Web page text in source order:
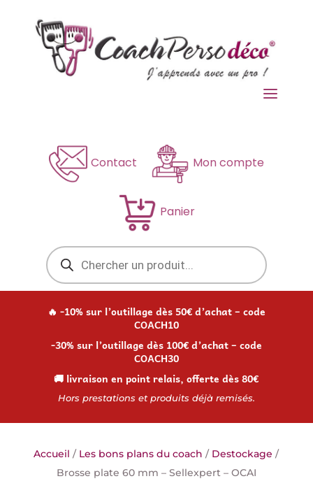
a
Contact Mon compte
Panier
Recherche
de
produits
🔥 -10% sur l’outillage dès 50€ d’achat – code
COACH10
-30% sur l’outillage dès 100€ d’achat – code
COACH30
🚚 livraison en point relais, offerte dès 80€
Hors prestations et produits déjà remisés.
Accueil / Les bons plans du coach / Destockage /
Brosse plate 60 mm – Sellexpert – OCAI